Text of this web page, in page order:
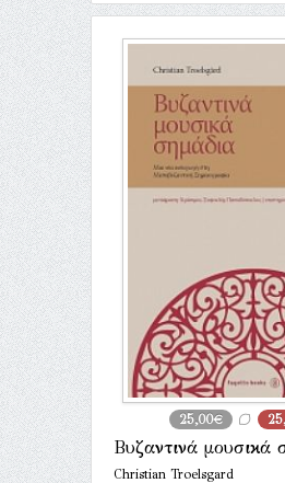
25,00€
Βυζαντινά μουσικά
Christian Troelsgard